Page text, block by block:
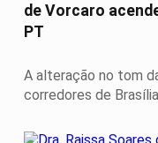
de Vorcaro
PT
A alteração no tom
corredores de